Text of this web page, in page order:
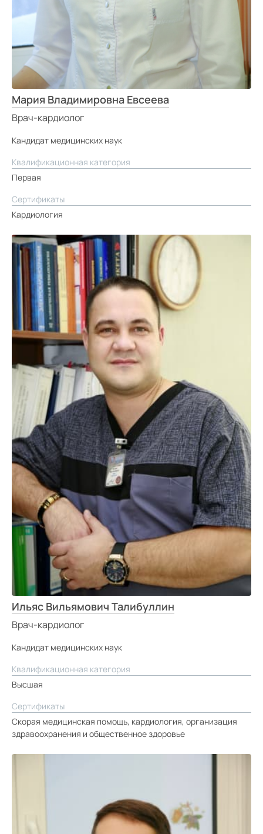
Мария Владимировна Евсеева
Врач-кардиолог
Кандидат медицинских наук
Квалификационная категория
Первая
Сертификаты
Кардиология
Ильяс Вильямович Талибуллин
Врач-кардиолог
Кандидат медицинских наук
Квалификационная категория
Высшая
Сертификаты
Скорая медицинская помощь, кардиология, организация
здравоохранения и общественное здоровье